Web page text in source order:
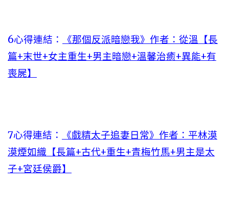
6心得連結：
《那個反派暗戀我》作者：從溫【長
篇+末世+女主重生+男主暗戀+溫馨治癒+異能+有
喪屍】
7心得連結：
《戲精太子追妻日常》作者：平林漠
漠煙如織【長篇+古代+重生+青梅竹馬+男主是太
子+宮廷侯爵】